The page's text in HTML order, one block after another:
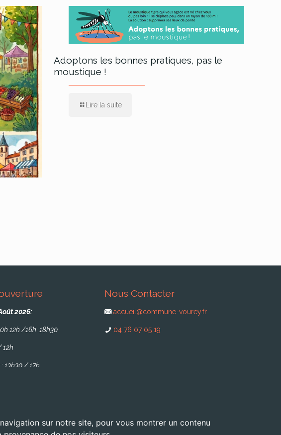
sur notre site, pour vous montrer un contenu
Adoptons les bonnes pratiques, pas le
moustique !
Lire la suite
2026:
12h /16h 18h30
12h
: 13h30 / 17h
Nous Contacter
accueil@commune-vourey.fr
04 76 07 05 19